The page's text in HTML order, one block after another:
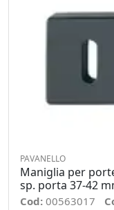
PAVANELLO
Maniglia per
sp. porta 37-42
Cod: 00563017